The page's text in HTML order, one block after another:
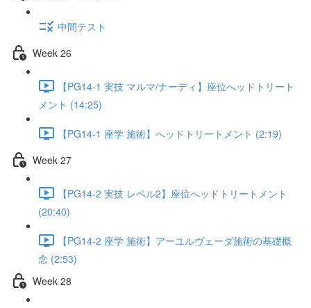
中間テスト
Week 26
【PG14-1 実技 マルマ/ナーディ】座位へッドトリート
メント (14:25)
【PG14-1 座学 施術】へッドトリートメント (2:19)
Week 27
【PG14-2 実技 レベル2】座位へッドトリートメント
(20:40)
【PG14-2 座学 施術】アーユルヴェーダ施術の基礎概
念 (2:53)
Week 28